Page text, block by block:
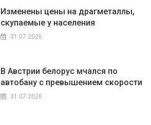
Изменены цены на драгметаллы,
скупаемые у населения
31.07.2026
В Австрии белорус мчался по
автобану с превышением скорости
31.07.2026